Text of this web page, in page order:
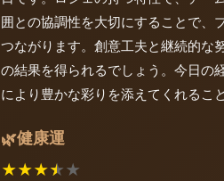
囲との協調性を大切にすることで、
つながります。創意工夫と継続的な
の結果を得られるでしょう。今日の
により豊かな彩りを添えてくれるこ
🌿健康運
★★★★★